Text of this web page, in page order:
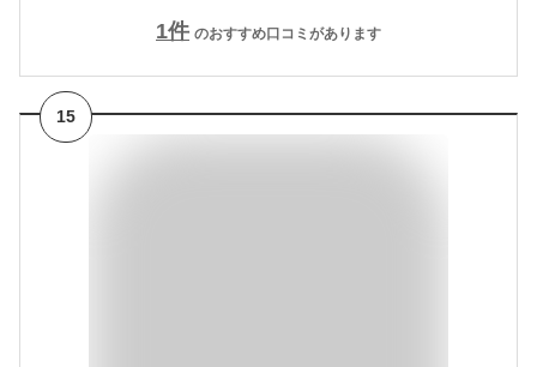
1件 のおすすめ口コミがあります
15